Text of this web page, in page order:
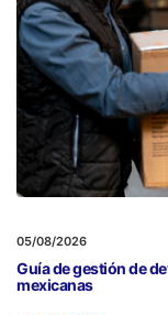
05/08/2026
Guía de gestión de
mexicanas